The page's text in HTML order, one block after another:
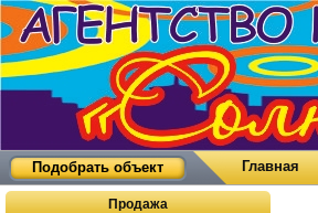
Подобрать объект Главная
Продажа